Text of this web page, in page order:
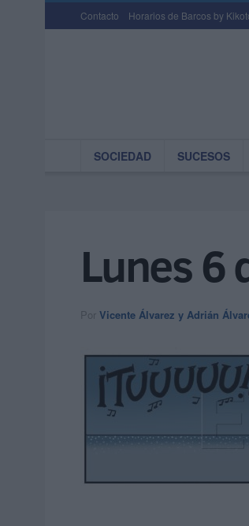
Contacto Horarios de Barcos by
SOCIEDAD SUCESOS
Lunes 6
Por Vicente Álvarez y Adrián